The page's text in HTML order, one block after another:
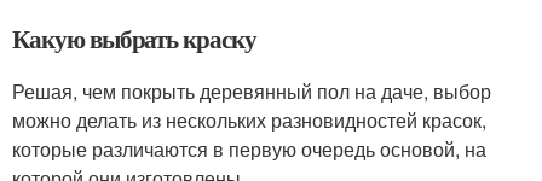
Какую выбрать краску
Решая, чем покрыть деревянный пол на даче, выбор
можно делать из нескольких разновидностей красок,
которые различаются в первую очередь основой, на